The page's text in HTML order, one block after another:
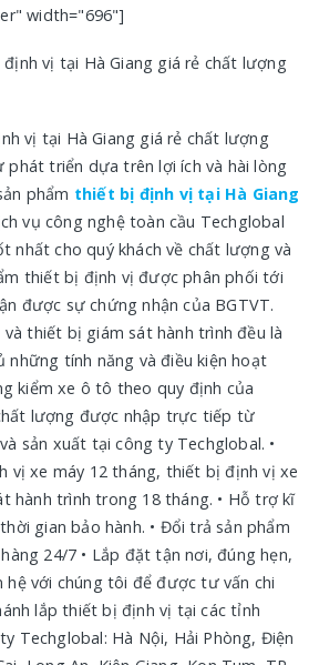
width="696"]
vị tại Hà Giang giá rẻ chất lượng
triển dựa trên lợi ích và hài lòng
phẩm thiết bị định vị tại Hà Giang
vụ công nghệ toàn cầu Techglobal
nhất cho quý khách về chất lượng và
thiết bị định vị được phân phối tới
được sự chứng nhận của BGTVT.
thiết bị giám sát hành trình đều là
tính năng và điều kiện hoạt
kiểm xe ô tô theo quy định của
lượng được nhập trực tiếp từ
sản xuất tại công ty Techglobal. •
vị xe máy 12 tháng, thiết bị định vị xe
hành trình trong 18 tháng. • Hỗ trợ kĩ
gian bảo hành. • Đổi trả sản phẩm
24/7 • Lắp đặt tận nơi, đúng hẹn,
hệ với chúng tôi để được tư vấn chi
lắp thiết bị định vị tại các tỉnh
Techglobal: Hà Nội, Hải Phòng, Điện